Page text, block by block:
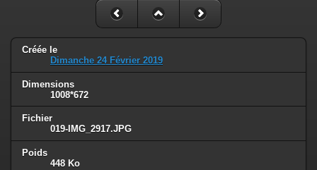
Créée le
Dimanche 24 Février 2019
Dimensions
1008*672
Fichier
019-IMG_2917.JPG
Poids
448 Ko